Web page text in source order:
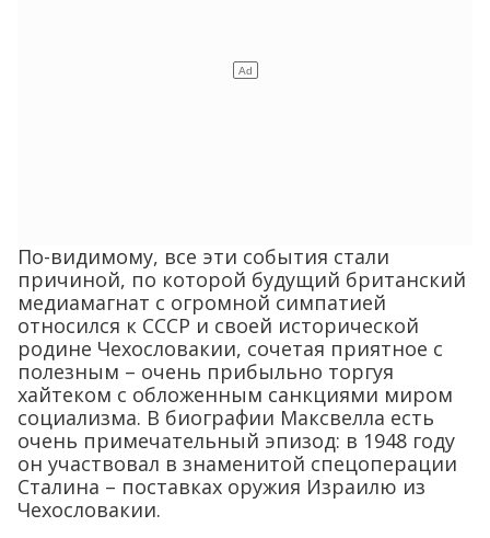
По-видимому, все эти события стали
причиной, по которой будущий британский
медиамагнат с огромной симпатией
относился к СССР и своей исторической
родине Чехословакии, сочетая приятное с
полезным – очень прибыльно торгуя
хайтеком с обложенным санкциями миром
социализма. В биографии Максвелла есть
очень примечательный эпизод: в 1948 году
он участвовал в знаменитой спецоперации
Сталина – поставках оружия Израилю из
Чехословакии.